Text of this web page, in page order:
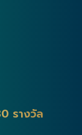
รางวัล